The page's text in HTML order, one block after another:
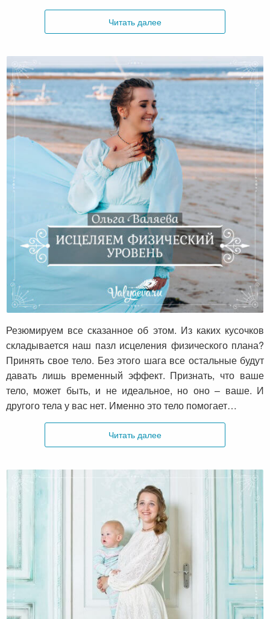
Читать далее
Исцеляем физический уровень
Резюмируем все сказанное об этом. Из каких кусочков
складывается наш пазл исцеления физического плана?
Принять свое тело. Без этого шага все остальные будут
давать лишь временный эффект. Признать, что ваше
тело, может быть, и не идеальное, но оно – ваше. И
другого тела у вас нет. Именно это тело помогает…
Читать далее